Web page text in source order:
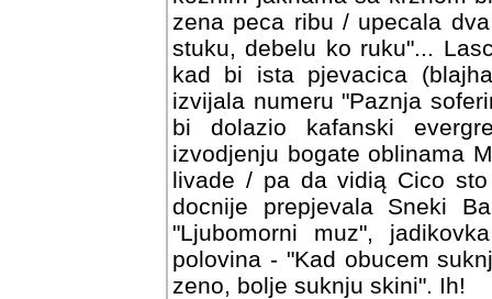
zena peca ribu / upecala
stuku, debelu ko ruku"...
kad bi ista pjevacica
izvijala numeru "Paznja
bi dolazio kafanski
izvodjenju bogate oblinama
livade / pa da vidią Cico
docnije prepjevala Sneki
"Ljubomorni muz",
polovina - "Kad obucem
zeno, bolje suknju skini". Ih!